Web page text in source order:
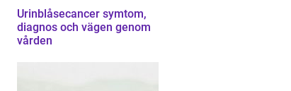
Urinblåsecancer symtom,
diagnos och vägen genom
vården